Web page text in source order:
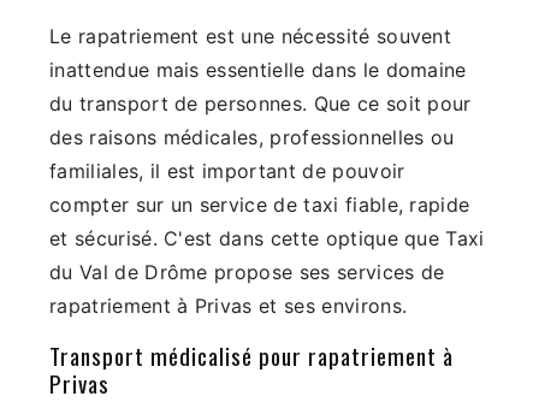
Le rapatriement est une nécessité souvent
inattendue mais essentielle dans le domaine
du transport de personnes. Que ce soit pour
des raisons médicales, professionnelles ou
familiales, il est important de pouvoir
compter sur un service de taxi fiable, rapide
et sécurisé. C'est dans cette optique que Taxi
du Val de Drôme propose ses services de
rapatriement à Privas et ses environs.
Transport médicalisé pour rapatriement à
Privas